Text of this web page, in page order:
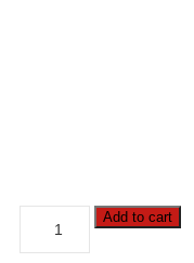
Clio
Add to cart